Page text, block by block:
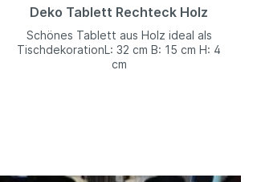
Deko Tablett Rechteck Holz
Schönes Tablett aus Holz ideal als
TischdekorationL: 32 cm B: 15 cm H: 4
cm